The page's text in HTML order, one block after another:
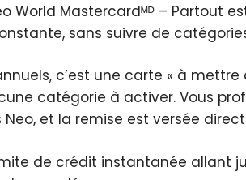
World Mastercardᴹᴰ – Partout
sans suivre de
c’est une carte « à
catégorie à activer. Vous
Neo, et la remise est versée
de crédit instantanée allant